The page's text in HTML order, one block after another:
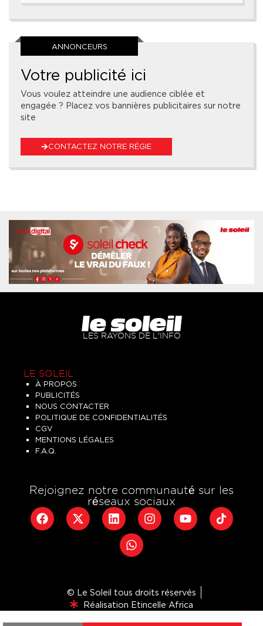
ANNONCEURS
Votre publicité ici
Vous voulez atteindre une audience ciblée et
engagée ? Placez vos bannières publicitaires sur notre
site
CONTACTEZ NOTRE RÉGIE
LES RAYONS DE L'INFO
LE SOLEIL
À PROPOS
PUBLICITÉS
NOUS CONTACTER
POLITIQUE DE CONFIDENTIALITÉS
CGV
MENTIONS LÉGALES
F.A.Q.
Rejoignez notre communauté sur les
réseaux sociaux
© Le Soleil tous droits réservés
Réalisation Etincelle Africa